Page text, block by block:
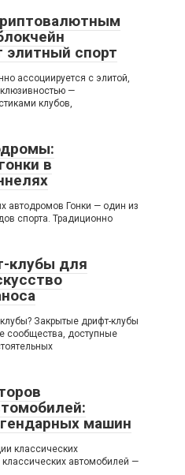
элитный спорт
ассоциируется с элитой,
—
клубов,
в
автодромов Гонки — один из
спорта. Традиционно
клубы для
Закрытые дрифт-клубы
сообщества, доступные
машин
классических
автомобилей —